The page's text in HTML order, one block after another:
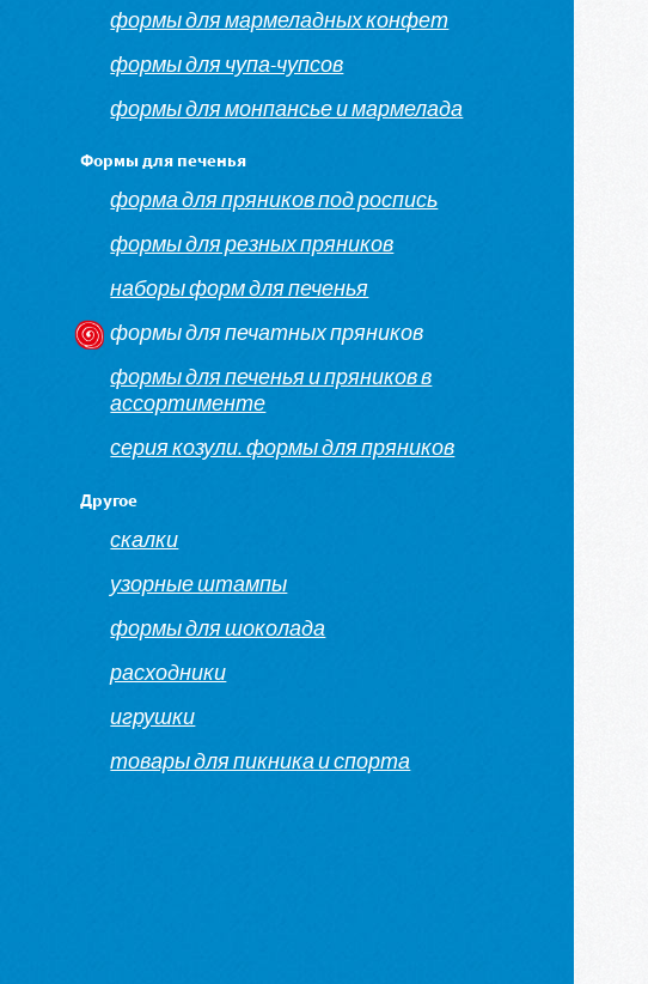
формы для мармеладных конфет
формы для чупа-чупсов
формы для монпансье и мармелада
Формы для печенья
форма для пряников под роспись
формы для резных пряников
наборы форм для печенья
формы для печатных пряников
формы для печенья и пряников в
ассортименте
серия козули. формы для пряников
Другое
скалки
узорные штампы
формы для шоколада
расходники
игрушки
товары для пикника и спорта